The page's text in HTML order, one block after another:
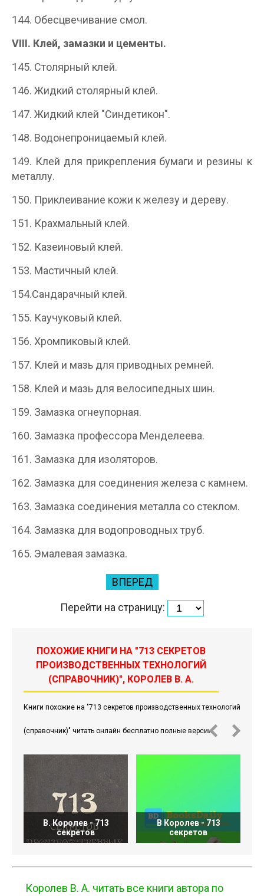
144. Обесцвечивание смол.
VIII. Клей, замазки и цементы.
145. Столярный клей.
146. Жидкий столярный клей.
147. Жидкий клей "Синдетикон".
148. Водонепроницаемый клей.
149. Клей для прикрепления бумаги и резины к
металлу.
150. Приклеивание кожи к железу и дереву.
151. Крахмальный клей.
152. Казеиновый клей.
153. Мастичный клей.
154.Сандарачный клей.
155. Каучуковый клей.
156. Хромпиковый клей.
157. Клей и мазь для приводных ремней.
158. Клей и мазь для велосипедных шин.
159. Замазка огнеупорная.
160. Замазка профессора Менделеева.
161. Замазка для изоляторов.
162. Замазка для соединения железа с камнем.
163. Замазка соединения металла со стеклом.
164. Замазка для водопроводных труб.
165. Эмалевая замазка.
ВПЕРЕД
Перейти на страницу:
ПОХОЖИЕ КНИГИ НА "713 СЕКРЕТОВ
ПРОИЗВОДСТВЕННЫХ ТЕХНОЛОГИЙ
(СПРАВОЧНИК)", КОРОЛЕВ В. А.
Книги похожие на "713 секретов производственных технологий
(справочник)" читать онлайн бесплатно полные версии.
В. Королев - 713
секретов
В Королев - 713
секретов
Королев В. А. читать все книги автора по